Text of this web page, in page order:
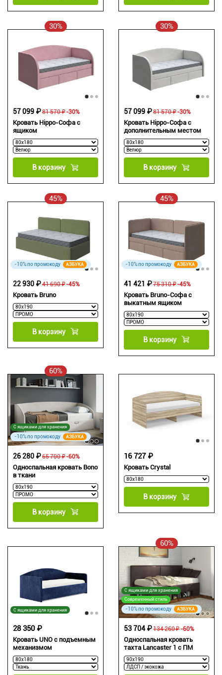
30%
Кровать Hippo-Софа с
ящиком
81 570 ₽
57 099 ₽ -30%
В корзину
30%
Кровать Hippo-Софа с
дополнительным местом
81 570 ₽
57 099 ₽ -30%
В корзину
45%
-10% по промокоду АЗБУКА
Кровать Bruno
41 690 ₽
22 930 ₽ -45%
В корзину
45%
-10% по промокоду АЗБУКА
Кровать Bruno-Софа c
выкатным ящиком
75 310 ₽
41 421 ₽ -45%
В корзину
60%
С ящиками для хранения
-10% по промокоду АЗБУКА
Односпальная кровать Bono
в ткани
65 700 ₽
26 280 ₽ -60%
В корзину
Кровать Crystal
16 727 ₽
В корзину
С ящиками для хранения
Кровать UNO с подъемным
механизмом
28 350 ₽
60%
С ящиками для хранения
Современный стиль
-10% по промокоду АЗБУКА
Односпальная кровать
тахта Lancaster 1 с ПМ
134 260 ₽
53 704 ₽ -60%